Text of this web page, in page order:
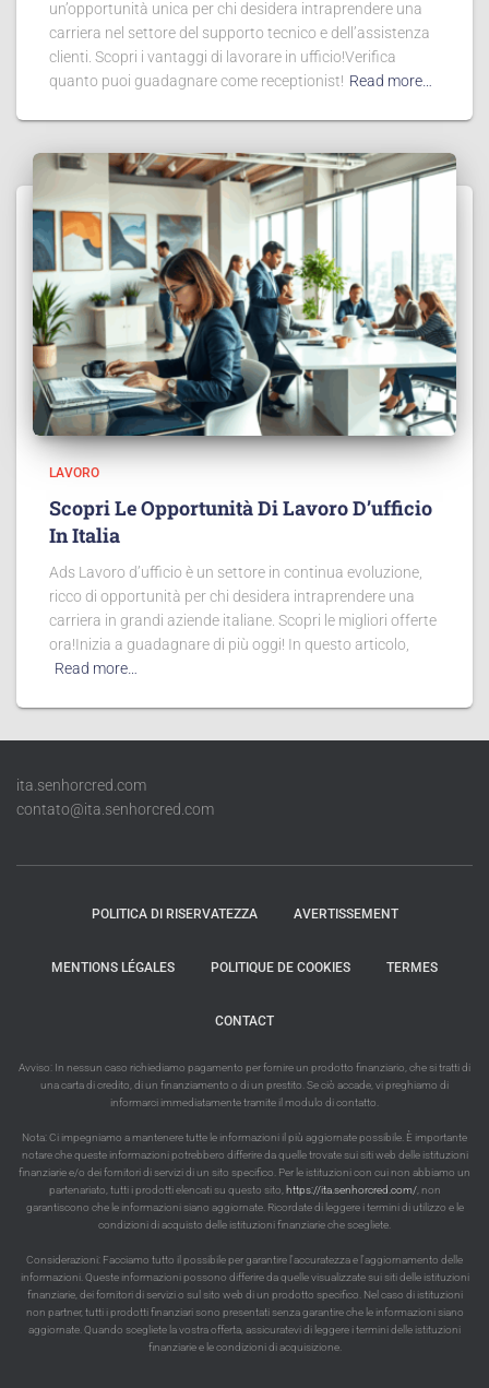
un’opportunità unica per chi desidera intraprendere una
carriera nel settore del supporto tecnico e dell’assistenza
clienti. Scopri i vantaggi di lavorare in ufficio!Verifica
quanto puoi guadagnare come receptionist! Read more…
LAVORO
Scopri Le Opportunità Di Lavoro D’ufficio
In Italia
Ads Lavoro d’ufficio è un settore in continua evoluzione,
ricco di opportunità per chi desidera intraprendere una
carriera in grandi aziende italiane. Scopri le migliori offerte
ora!Inizia a guadagnare di più oggi! In questo articolo,
Read more…
ita.senhorcred.com
contato@ita.senhorcred.com
POLITICA DI RISERVATEZZA AVERTISSEMENT
MENTIONS LÉGALES POLITIQUE DE COOKIES TERMES
CONTACT
Avviso: In nessun caso richiediamo pagamento per fornire un prodotto finanziario, che si tratti di
una carta di credito, di un finanziamento o di un prestito. Se ciò accade, vi preghiamo di
informarci immediatamente tramite il modulo di contatto.
Nota: Ci impegniamo a mantenere tutte le informazioni il più aggiornate possibile. È importante
notare che queste informazioni potrebbero differire da quelle trovate sui siti web delle istituzioni
finanziarie e/o dei fornitori di servizi di un sito specifico. Per le istituzioni con cui non abbiamo un
partenariato, tutti i prodotti elencati su questo sito, https://ita.senhorcred.com/, non
garantiscono che le informazioni siano aggiornate. Ricordate di leggere i termini di utilizzo e le
condizioni di acquisto delle istituzioni finanziarie che scegliete.
Considerazioni: Facciamo tutto il possibile per garantire l'accuratezza e l'aggiornamento delle
informazioni. Queste informazioni possono differire da quelle visualizzate sui siti delle istituzioni
finanziarie, dei fornitori di servizi o sul sito web di un prodotto specifico. Nel caso di istituzioni
non partner, tutti i prodotti finanziari sono presentati senza garantire che le informazioni siano
aggiornate. Quando scegliete la vostra offerta, assicuratevi di leggere i termini delle istituzioni
finanziarie e le condizioni di acquisizione.